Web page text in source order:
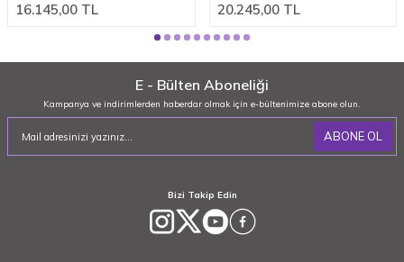
16.145,00 TL 20.245,00TL
E - Bülten Aboneliği
Kampanya ve indirimlerden haberdar olmak için e-bültenimize abone olun.
ABONE OL
Bizi Takip Edin